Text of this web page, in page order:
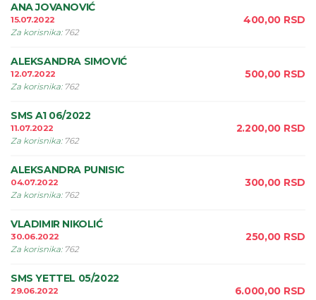
ANA JOVANOVIĆ
15.07.2022
Za korisnika: 762
400,00 RSD
ALEKSANDRA SIMOVIĆ
12.07.2022
Za korisnika: 762
500,00 RSD
SMS A1 06/2022
11.07.2022
Za korisnika: 762
2.200,00 RSD
ALEKSANDRA PUNISIC
04.07.2022
Za korisnika: 762
300,00 RSD
VLADIMIR NIKOLIĆ
30.06.2022
Za korisnika: 762
250,00 RSD
SMS YETTEL 05/2022
29.06.2022
6.000,00 RSD